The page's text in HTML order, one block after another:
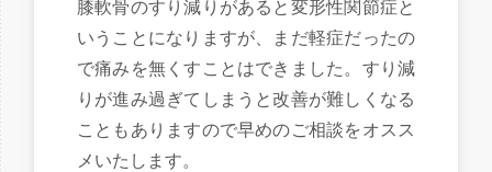
膝軟骨のすり減りがあると変形性関節症と
いうことになりますが、まだ軽症だったの
で痛みを無くすことはできました。すり減
りが進み過ぎてしまうと改善が難しくなる
こともありますので早めのご相談をオスス
メいたします。